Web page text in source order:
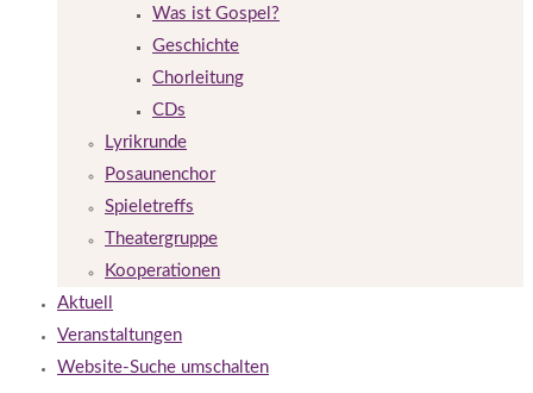
Was ist Gospel?
Geschichte
Chorleitung
CDs
Lyrikrunde
Posaunenchor
Spieletreffs
Theatergruppe
Kooperationen
Aktuell
Veranstaltungen
Website-Suche umschalten